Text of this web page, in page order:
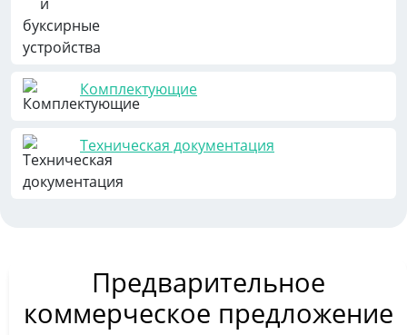
Комплектующие
Техническая документация
Предварительное
коммерческое предложение